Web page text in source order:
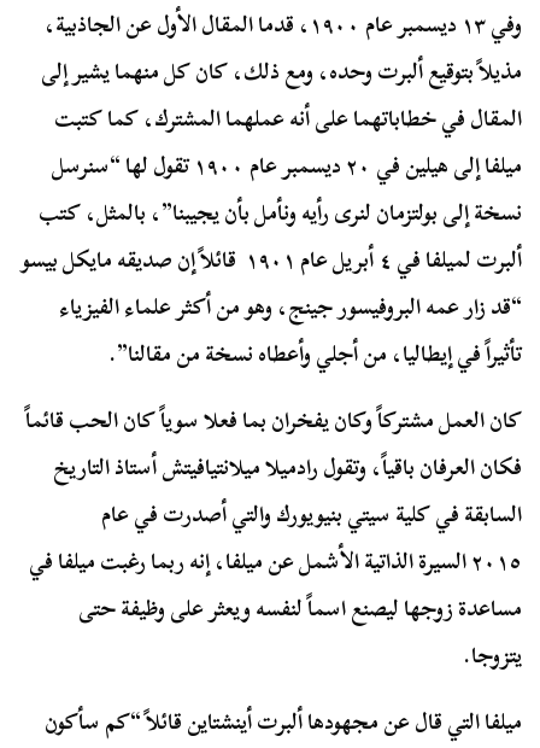
وفي ١٣ ديسمبر عام ١٩٠٠، قدما المقال الأول عن الجاذبية،
مذيلاً بتوقيع ألبرت وحده، ومع ذلك، كان كل منهما يشير إلى
المقال في خطاباتهما على أنه عملهما المشترك، كما كتبت
ميلفا إلى هيلين في ٢٠ ديسمبر عام ١٩٠٠ تقول لها “سنرسل
نسخة إلى بولتزمان لنرى رأيه ونأمل بأن يجيبنا”، بالمثل، كتب
ألبرت لميلفا في ٤ أبريل عام ١٩٠١ قائلاً إن صديقه مايكل بيسو
“قد زار عمه البروفيسور جينج، وهو من أكثر علماء الفيزياء
تأثيراً في إيطاليا، من أجلي وأعطاه نسخة من مقالنا”.
كان العمل مشتركاً وكان يفخران بما فعلا سوياً كان الحب قائماً
فكان العرفان باقياً، وتقولرادميلا ميلانتيافيتش أستاذ التاريخ
السابقة في كلية سيتي بنيويورك والتي أصدرت في عام
٢٠١٥ السيرة الذاتية الأشمل عن ميلفا، إنه ربما رغبت ميلفا في
مساعدة زوجها ليصنع اسماً لنفسه ويعثر على وظيفة حتى
يتزوجا.
ميلفا التي قال عن مجهودها ألبرت أينشتاين قائلاً “كم سأكون